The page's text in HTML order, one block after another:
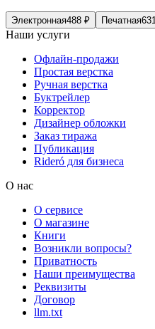
Электронная488 ₽ Печатная631
Наши услуги
Офлайн-продажи
Простая верстка
Ручная верстка
Буктрейлер
Корректор
Дизайнер обложки
Заказ тиража
Публикация
Rideró для бизнеса
О нас
О сервисе
О магазине
Книги
Возникли вопросы?
Приватность
Наши преимущества
Реквизиты
Договор
llm.txt